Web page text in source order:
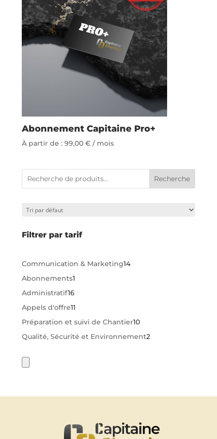
Abonnement Capitaine Pro+
À partir de : 99,00 € / mois
Recherche
Filtrer par tarif
Communication & Marketing1414
Abonnements11
Administratif1616
produits
Appels d'offre1111
produits
Préparation et suivi de Chantier1010
produits
Qualité, Sécurité et Environnement22